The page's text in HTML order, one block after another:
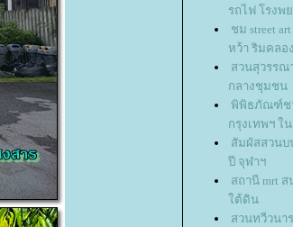
รถไฟ โรงพ
ชม street
หว้า ริมคลอ
สวนสุวรร
กลางชุมชน
พิพิธภัณฑ์ช
กรุงเทพฯ ใ
สัมผัสสวนบ
ปี จุฬาฯ
สถานี mrt
ต้ดิน
สวนทวีวนา